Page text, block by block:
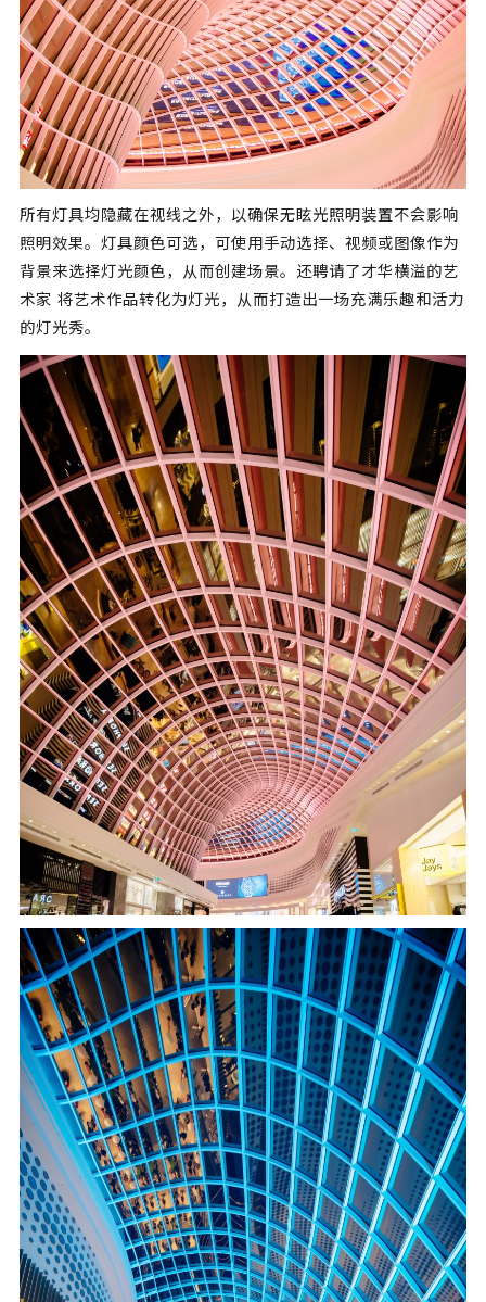
所有灯具均隐藏在视线之外，以确保无眩光照明装置不会影响
照明效果。灯具颜色可选，可使用手动选择、视频或图像作为
背景来选择灯光颜色，从而创建场景。还聘请了才华横溢的艺
术家 将艺术作品转化为灯光，从而打造出一场充满乐趣和活力
的灯光秀。